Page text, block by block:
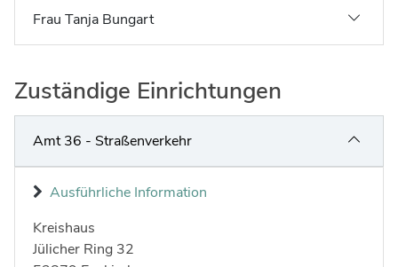
Frau Tanja Bungart
Zuständige Einrichtungen
Amt 36 - Straßenverkehr
Ausführliche Information
Kreishaus
Strasse:
Jülicher Ring Hausnummer:
32